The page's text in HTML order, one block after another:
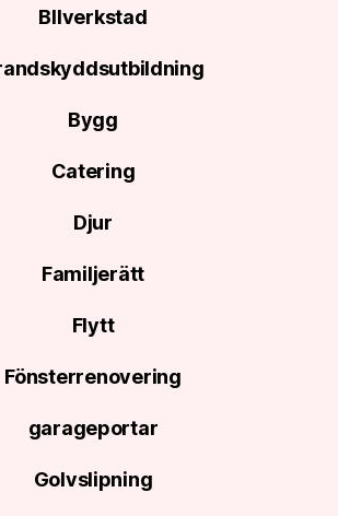
BIlverkstad
Bygg
Catering
Djur
Familjerätt
Flytt
Fönsterrenovering
garageportar
Golvslipning